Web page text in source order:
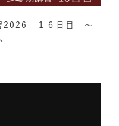
2026 １６日目 ～